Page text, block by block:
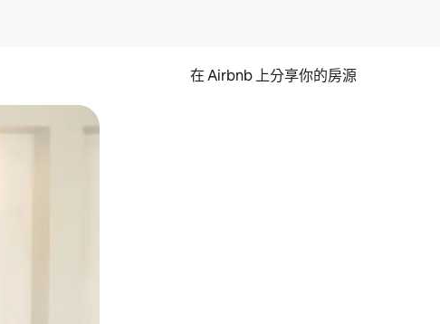
在 Airbnb 上分享你的房源